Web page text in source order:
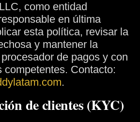
como entidad
en última
esta política, revisar la
y mantener la
de pagos y con
competentes. Contacto:
.
de clientes (KYC)